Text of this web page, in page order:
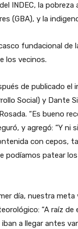
INDEC, la pobreza
(GBA), y la
fundacional de
los vecinos.
de publicado el
Social) y Dante
“Es bueno
y agregó: “Y ni
con cepos,
podíamos patear
día, nuestra meta
“A raíz
a llegar antes